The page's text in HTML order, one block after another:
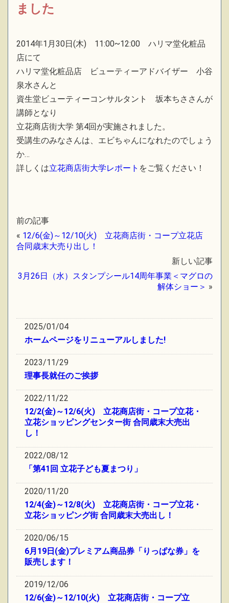
ました
2014年1月30日(木) 11:00~12:00 ハリマ堂化粧品
店にて
ハリマ堂化粧品店 ビューティーアドバイザー 小谷
泉水さんと
資生堂ビューティーコンサルタント 坂本ちささんが
講師となり
立花商店街大学 第4回が実施されました。
受講生のみなさんは、エビちゃんになれたのでしょう
か…
詳しくは立花商店街大学レポート をご覧ください！
前の記事
« 12/6(金)～12/10(火) 立花商店街・コープ立花店
合同歳末大売り出し！
新しい記事
3月26日（水）スタンプシール14周年事業＜マグロの
解体ショー＞ »
2025/01/04
ホームページをリニューアルしました!
2023/11/29
理事長就任のご挨拶
2022/11/22
12/2(金)～12/6(火) 立花商店街・コープ立花・
立花ショッピングセンター街 合同歳末大売出
し！
2022/08/12
「第41回 立花子ども夏まつり」
2020/11/20
12/4(金)～12/8(火) 立花商店街・コープ立花・
立花ショッピング街 合同歳末大売出し！
2020/06/15
6月19日(金)プレミアム商品券「りっぱな券」を
販売します！
2019/12/06
12/6(金)～12/10(火) 立花商店街・コープ立